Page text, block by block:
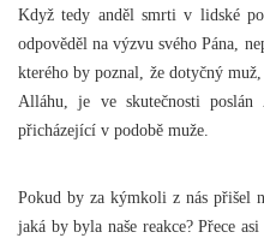
Když tedy anděl smrti v lidské
odpověděl na výzvu svého Pána,
kterého by poznal, že dotyčný
Alláhu, je ve skutečnosti
přicházející v podobě muže.
Pokud by za kýmkoli z nás přišel
jaká by byla naše reakce? Přece